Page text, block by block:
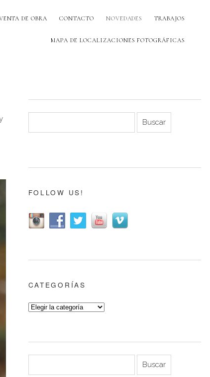
DE OBRA CONTACTO NOVEDADES TRABAJOS
MAPA DE LOCALIZACIONES FOTOGRÁFICAS
FOLLOW US!
CATEGORÍAS